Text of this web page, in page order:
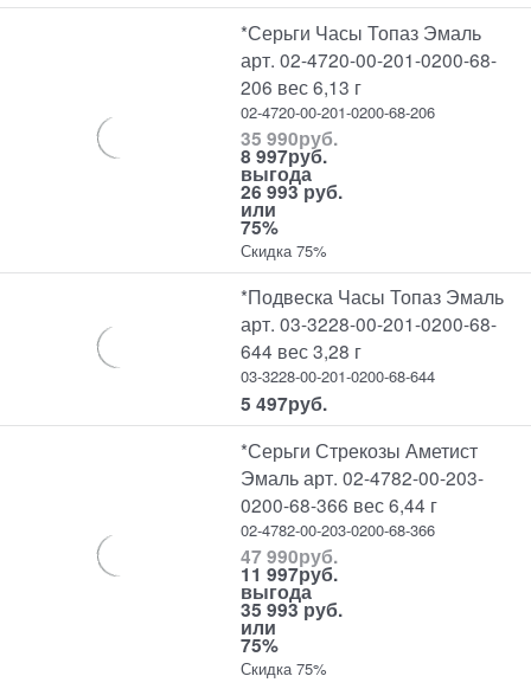
*Серьги Часы Топаз Эмаль
арт. 02-4720-00-201-0200-68-
206 вес 6,13 г
02-4720-00-201-0200-68-206
35 990руб.
8 997руб.
выгода
26 993 руб.
или
75%
Скидка 75%
*Подвеска Часы Топаз Эмаль
арт. 03-3228-00-201-0200-68-
644 вес 3,28 г
03-3228-00-201-0200-68-644
5 497руб.
*Серьги Стрекозы Аметист
Эмаль арт. 02-4782-00-203-
0200-68-366 вес 6,44 г
02-4782-00-203-0200-68-366
47 990руб.
11 997руб.
выгода
35 993 руб.
или
75%
Скидка 75%